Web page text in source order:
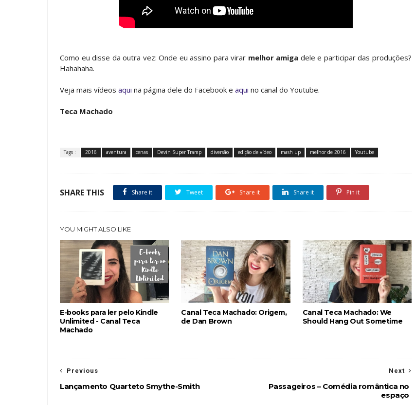
Como eu disse da outra vez: Onde eu assino para virar melhor amiga dele e participar das produções?
Hahahaha.
Veja mais vídeos aqui na página dele do Facebook e aqui no canal do Youtube.
Teca Machado
Tags : 2016 aventura cenas Devin Super Tramp diversão edição de vídeo mash up melhor de 2016 Youtube
SHARE THIS Share it Tweet Share it Share it Pin it
YOU MIGHT ALSO LIKE
E-books para ler pelo Kindle
Unlimited - Canal Teca
Machado
Canal Teca Machado: Origem,
de Dan Brown
Canal Teca Machado: We
Should Hang Out Sometime
Next
Passageiros – Comédia romântica no
espaço
Previous
Lançamento Quarteto Smythe-Smith